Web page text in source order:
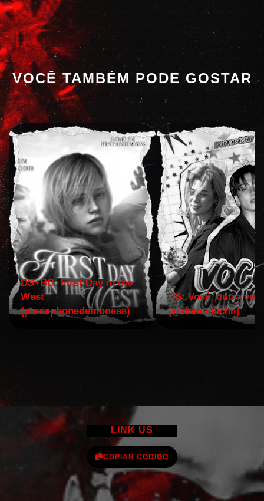
VOCÊ TAMBÉM PODE GOSTAR
DS+BC: First Day in the
West
(persephonedemoness)
DS: Você, outra vez!
(@domodachii)
LINK US
COPIAR CÓDIGO